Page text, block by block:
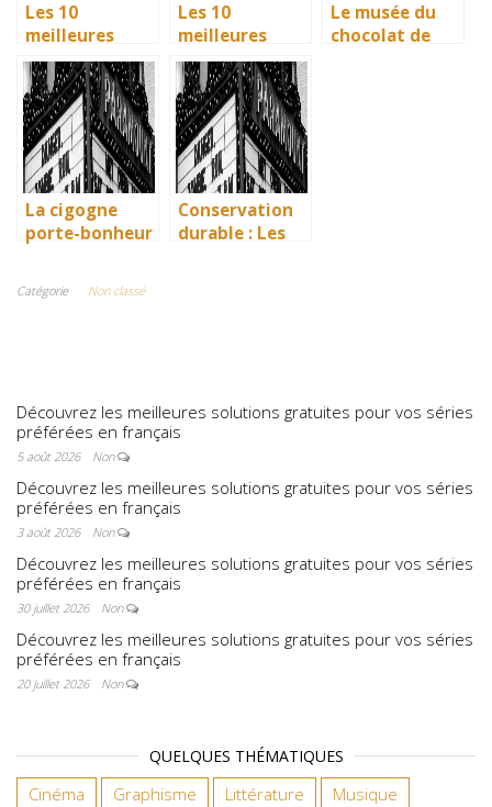
Les 10
meilleures
villes d’Italie à
visiter en 2025
: Ravenne, la
ville aux huit
monuments
UNESCO
Les 10
meilleures
villes d’Italie à
visiter en 2025
: Ravenne, la
ville aux huit
monuments
UNESCO
Le musée du
chocolat de
La cigogne
porte-bonheur
influence dans
Conservation
durable : Les
Catégorie Non classé
Découvrez les meilleures solutions gratuites pour vos séries
préférées en français
5 août 2026 Non
Découvrez les meilleures solutions gratuites pour vos séries
préférées en français
3 août 2026 Non
Découvrez les meilleures solutions gratuites pour vos séries
préférées en français
30 juillet 2026 Non
Découvrez les meilleures solutions gratuites pour vos séries
préférées en français
20 juillet 2026 Non
QUELQUES THÉMATIQUES
Cinéma Graphisme Littérature
Musique